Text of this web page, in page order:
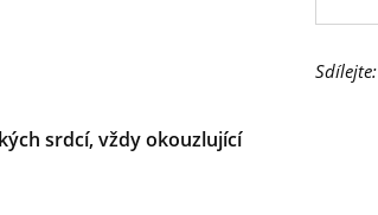
srdcí, vždy okouzlující
Sdílejte: